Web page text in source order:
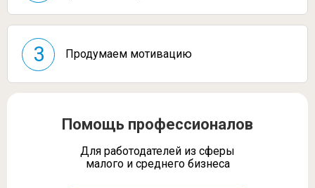
3 Продумаем мотивацию
Помощь профессионалов
Для работодателей из сферы
малого и среднего бизнеса